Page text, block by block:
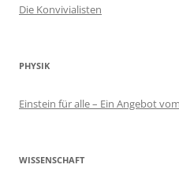
Die Konvivialisten
PHYSIK
Einstein für alle – Ein Angebot
WISSENSCHAFT